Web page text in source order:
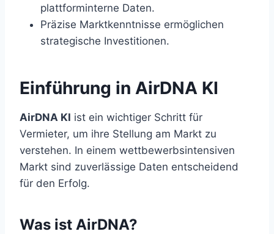
plattforminterne Daten.
Präzise Marktkenntnisse ermöglichen
strategische Investitionen.
Einführung in AirDNA KI
AirDNA KI ist ein wichtiger Schritt für
Vermieter, um ihre Stellung am Markt zu
verstehen. In einem wettbewerbsintensiven
Markt sind zuverlässige Daten entscheidend
für den Erfolg.
Was ist AirDNA?